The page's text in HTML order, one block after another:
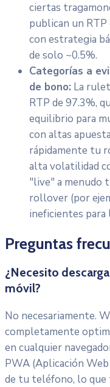
ciertas
publican un
con estrategia
de solo ~0.5%.
Categorías a
de bono: La
RTP de 97.3%,
equilibrio para
con altas
rápidamente tu
alta volatilidad
"live" a menudo
rollover (por
ineficientes para
Preguntas
¿Necesito
móvil?
No necesariamente.
completamente
en cualquier
PWA (Aplicación
de tu teléfono, lo que